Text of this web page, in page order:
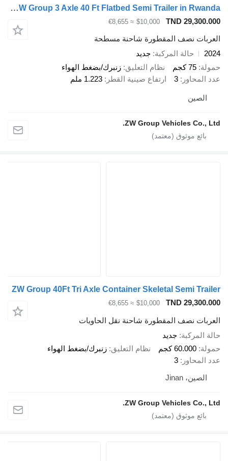
CIMC ZW Group 3 Axle 40 Ft Flatbed Semi Trailer in Rwanda
TND
$10,000
≈ €8,655
نصف المقطورة شاحنة مسطحة
حالة المركبة جديد
75 كجم نظام التعليق زنبرك/بضغط الهواء
3 ارتفاع صينية القطر 1.223 ملم
ZW Group Vehicles
ZW Group 40Ft Tri Axle Container Skeletal Semi
TND
$10,000
≈ €8,655
نصف المقطورة شاحنة نقل الحاويات
جديد
60.000 كجم نظام التعليق زنبرك/بضغط الهواء
3
الصين، Jinan
ZW Group Vehicles